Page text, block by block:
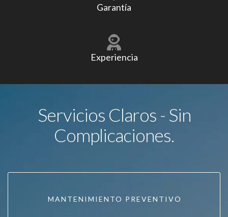
Garantía
Experiencia
Servicios Claros - Sin
Complicaciones.
MANTENIMIENTO PREVENTIVO